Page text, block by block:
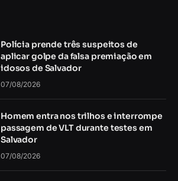
Polícia prende três suspeitos de
aplicar golpe da falsa premiação em
idosos de Salvador
07/08/2026
Homem entra nos trilhos e interrompe
passagem de VLT durante testes em
Salvador
07/08/2026